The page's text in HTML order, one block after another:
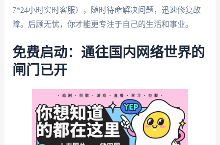
7*24小时实时客服），随时待命解决问题，迅速修复故
障。后顾无忧，你才能更专注于自己的生活和事业。
免费启动：通往国内网络世界的
闸门已开